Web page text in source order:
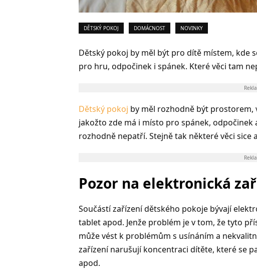
DĚTSKÝ POKOJ DOMÁCNOST NOVINKY
Dětský pokoj by měl být pro dítě místem, kde
pro hru, odpočinek i spánek. Které věci tam
Dětský pokoj by měl rozhodně být prostorem,
jakožto zde má i místo pro spánek, odpočinek
rozhodně nepatří. Stejně tak některé věci sice
Pozor na elektronická
Součástí zařízení dětského pokoje bývají
tablet apod. Jenže problém je v tom, že tyto
může vést k problémům s usínáním a
zařízení narušují koncentraci dítěte, které se
apod.